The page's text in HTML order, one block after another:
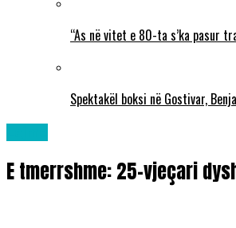
“As në vitet e 80-ta s’ka pasur
Spektakël boksi në Gostivar,
E tmerrshme: 25-vjeçari